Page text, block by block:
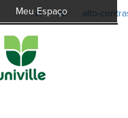
A- A+ alto-
Meu Espaço